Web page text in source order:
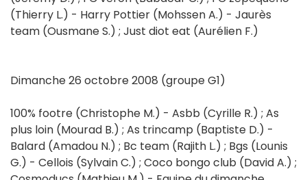
(Thierry L.) - Harry Pottier (Mohssen A.) - Jaurès
team (Ousmane S.) ; Just diot eat (Aurélien F.)
Dimanche 26 octobre 2008 (groupe G1)
100% footre (Christophe M.) - Asbb (Cyrille R.) ; As
plus loin (Mourad B.) ; As trincamp (Baptiste D.) -
Balard (Amadou N.) ; Bc team (Rajith L.) ; Bgs (Lounis
G.) - Cellois (Sylvain C.) ; Coco bongo club (David A.) ;